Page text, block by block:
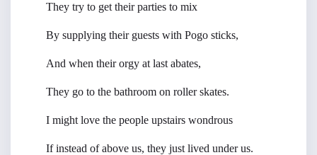
They try to get their parties to mix
By supplying their guests with Pogo sticks,
And when their orgy at last abates,
They go to the bathroom on roller skates.
I might love the people upstairs wondrous
If instead of above us, they just lived under us.